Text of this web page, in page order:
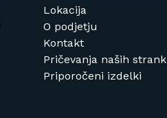
Lokacija
O podjetju
Kontakt
Pričevanja naših strank
Priporočeni izdelki